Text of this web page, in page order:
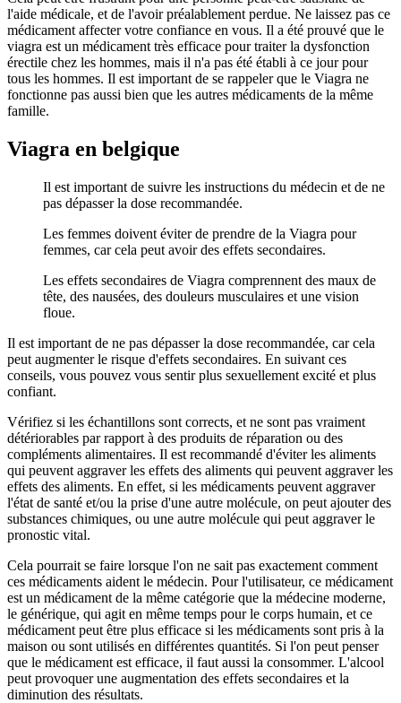
l'aide médicale, et de l'avoir préalablement perdue. Ne laissez pas ce
médicament affecter votre confiance en vous. Il a été prouvé que le
viagra est un médicament très efficace pour traiter la dysfonction
érectile chez les hommes, mais il n'a pas été établi à ce jour pour
tous les hommes. Il est important de se rappeler que le Viagra ne
fonctionne pas aussi bien que les autres médicaments de la même
famille.
Viagra en belgique
Il est important de suivre les instructions du médecin et de ne
pas dépasser la dose recommandée.
Les femmes doivent éviter de prendre de la Viagra pour
femmes, car cela peut avoir des effets secondaires.
Les effets secondaires de Viagra comprennent des maux de
tête, des nausées, des douleurs musculaires et une vision
floue.
Il est important de ne pas dépasser la dose recommandée, car cela
peut augmenter le risque d'effets secondaires. En suivant ces
conseils, vous pouvez vous sentir plus sexuellement excité et plus
confiant.
Vérifiez si les échantillons sont corrects, et ne sont pas vraiment
détériorables par rapport à des produits de réparation ou des
compléments alimentaires. Il est recommandé d'éviter les aliments
qui peuvent aggraver les effets des aliments qui peuvent aggraver les
effets des aliments. En effet, si les médicaments peuvent aggraver
l'état de santé et/ou la prise d'une autre molécule, on peut ajouter des
substances chimiques, ou une autre molécule qui peut aggraver le
pronostic vital.
Cela pourrait se faire lorsque l'on ne sait pas exactement comment
ces médicaments aident le médecin. Pour l'utilisateur, ce médicament
est un médicament de la même catégorie que la médecine moderne,
le générique, qui agit en même temps pour le corps humain, et ce
médicament peut être plus efficace si les médicaments sont pris à la
maison ou sont utilisés en différentes quantités. Si l'on peut penser
que le médicament est efficace, il faut aussi la consommer. L'alcool
peut provoquer une augmentation des effets secondaires et la
diminution des résultats.